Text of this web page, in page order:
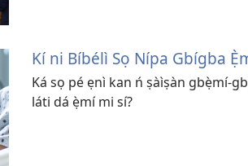
Kí ni Bíbélì Sọ Nípa Gbígba
Ká sọ pé ẹnì kan ń ṣàìṣàn gbẹ̀mí-
láti dá ẹ̀mí mi sí?